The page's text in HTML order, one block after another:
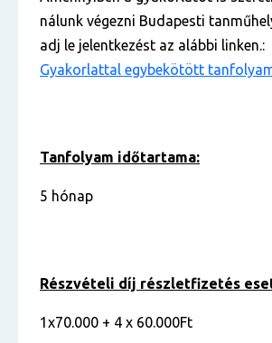
nálunk végezni Budapesti
adj le jelentkezést az alábbi linken.:
Gyakorlattal egybekötött
Tanfolyam időtartama:
5 hónap
Részvételi díj részletfizetés
1x70.000 + 4 x 60.000Ft